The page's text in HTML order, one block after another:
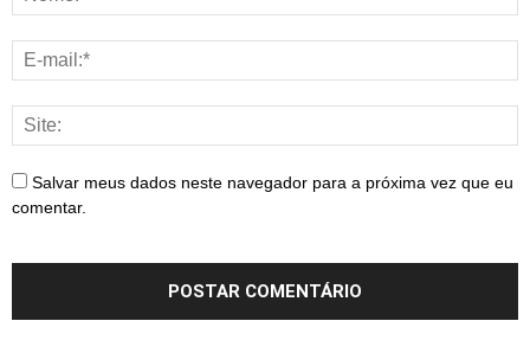
Salvar meus dados neste navegador para a próxima vez que eu
comentar.